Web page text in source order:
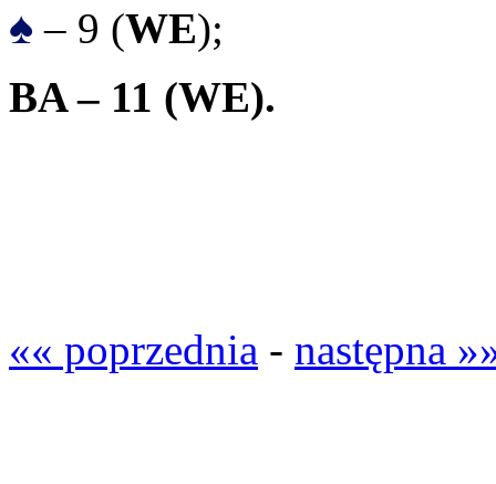
♠ – 9 (WE);
BA – 11 (WE).
«« poprzednia - następna